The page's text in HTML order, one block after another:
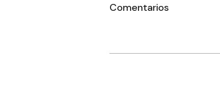
Comentarios